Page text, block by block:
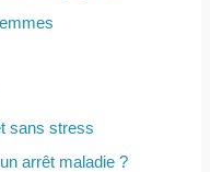
sans stress
arrêt maladie ?